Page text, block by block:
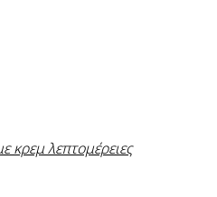
λεπτομέρειες